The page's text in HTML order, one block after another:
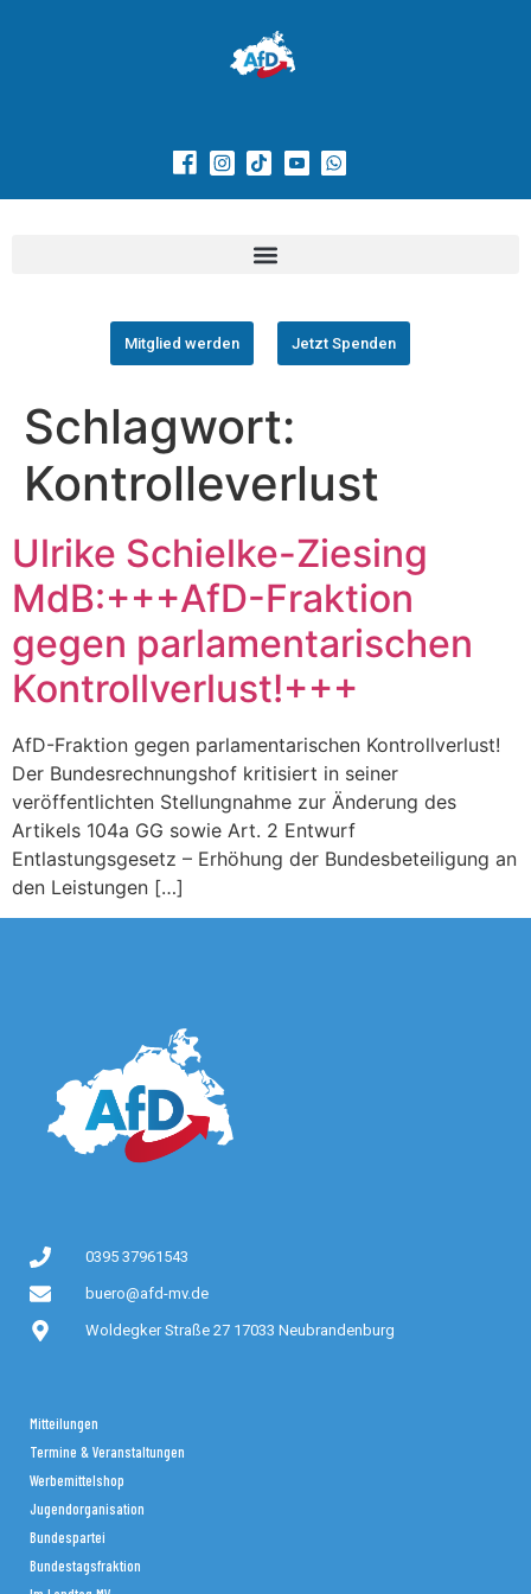
Mitglied werden Jetzt Spenden
Schlagwort:
Kontrolleverlust
Ulrike Schielke-Ziesing
MdB:+++AfD-Fraktion
gegen parlamentarischen
Kontrollverlust!+++
AfD-Fraktion gegen parlamentarischen Kontrollverlust!
Der Bundesrechnungshof kritisiert in seiner
veröffentlichten Stellungnahme zur Änderung des
Artikels 104a GG sowie Art. 2 Entwurf
Entlastungsgesetz – Erhöhung der Bundesbeteiligung an
den Leistungen […]
0395 37961543
buero@afd-mv.de
Woldegker Straße 27 17033 Neubrandenburg
Mitteilungen
Termine & Veranstaltungen
Werbemittelshop
Jugendorganisation
Bundespartei
Bundestagsfraktion